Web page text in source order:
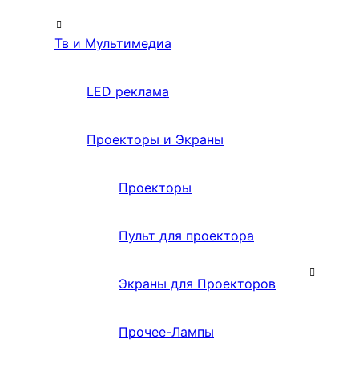
Тв и Мультимедиа
LED реклама
Проекторы и Экраны
Проекторы
Пульт для проектора
Экраны для Проекторов
Прочее-Лампы